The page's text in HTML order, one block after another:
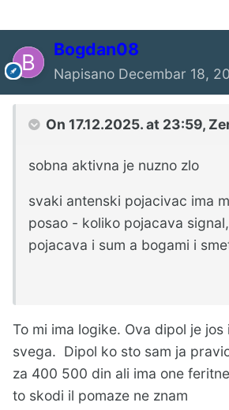
Bogdan08
Napisano Decembar 18,
On 17.12.2025. at 23:59,
sobna aktivna je nuzno zlo
svaki antenski pojacivac ima
posao - koliko pojacava
pojacava i sum a bogami i
To mi ima logike. Ova dipol je jos
svega. Dipol ko sto sam ja
za 400 500 din ali ima one
to skodi il pomaze ne znam